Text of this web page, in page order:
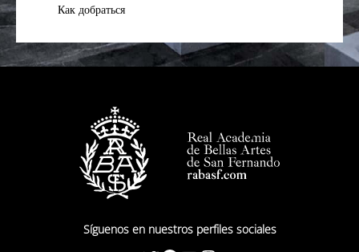
Как добраться
Síguenos en nuestros perfiles sociales